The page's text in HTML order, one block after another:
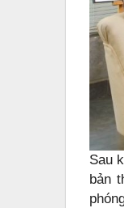
Sau
bản